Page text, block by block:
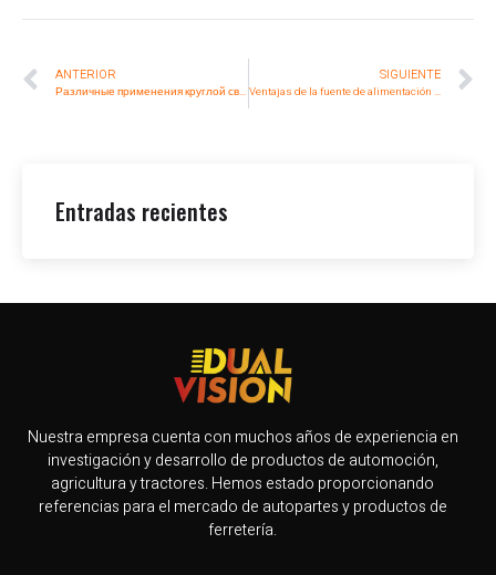
ANTERIOR
Различные применения круглой светодиодной фары
SIGUIENTE
Ventajas de la fuente de alimentación tricolor para el carro elevador en la vida cotidiana
Entradas recientes
Nuestra empresa cuenta con muchos años de experiencia en
investigación y desarrollo de productos de automoción,
agricultura y tractores. Hemos estado proporcionando
referencias para el mercado de autopartes y productos de
ferretería.